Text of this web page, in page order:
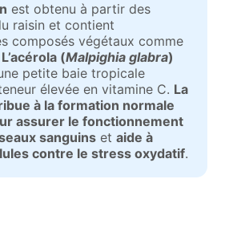
est obtenu à partir des
raisin et contient
composés végétaux comme
L’acérola (Malpighia glabra)
petite baie tropicale
élevée en vitamine C. La
à la formation normale
assurer le fonctionnement
sanguins etaide à
contre le stress oxydatif.